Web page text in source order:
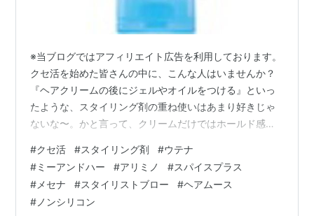
※当ブログではアフィリエイト広告を利用しております。
クセ活を始めた皆さんの中に、こんな人はいませんか？
『ヘアクリームの後にジェルやオイルをつける』といっ
たような、スタイリング剤の重ね使いはあまり好きじゃ
ないな〜。かと言って、クリームだけではホールド感が
す。理由は①コスパが悪い、②時間がかかる、③仕上
がりが好みでない、④洗い落としにくい、などなど。そ
んな中で私が出会ったオススメの商品を、2つのタイプに
分けて紹介します。 〜目次〜 【タイプ①】 ウテナ／ミ
#クセ活 #スタイリング剤 #ウテナ
#ミーアンドハー #アリミノ #スパイスプラス
#メセナ #スタイリストブロー #ヘアムース
#ノンシリコン